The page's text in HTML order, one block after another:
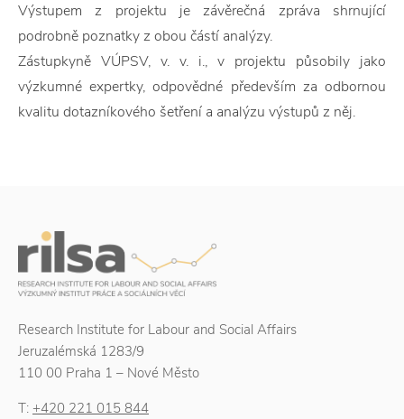
Výstupem z projektu je závěrečná zpráva shrnující
podrobně poznatky z obou částí analýzy.
Zástupkyně VÚPSV, v. v. i., v projektu působily jako
výzkumné expertky, odpovědné především za odbornou
kvalitu dotazníkového šetření a analýzu výstupů z něj.
Research Institute for Labour and Social Affairs
Jeruzalémská 1283/9
110 00 Praha 1 – Nové Město
T: +420 221 015 844